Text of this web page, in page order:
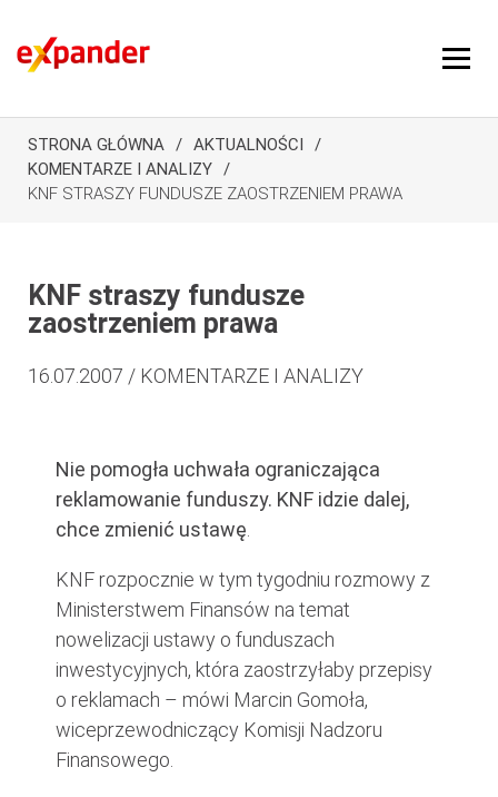
STRONA GŁÓWNA
AKTUALNOŚCI
KOMENTARZE I ANALIZY
KNF STRASZY FUNDUSZE ZAOSTRZENIEM PRAWA
KNF straszy fundusze
zaostrzeniem prawa
16.07.2007 / KOMENTARZE I ANALIZY
Nie pomogła uchwała ograniczająca
reklamowanie funduszy. KNF idzie dalej,
chce zmienić ustawę
KNF rozpocznie w tym tygodniu rozmowy z
Ministerstwem Finansów na temat
nowelizacji ustawy o funduszach
inwestycyjnych, która zaostrzyłaby przepisy
o reklamach – mówi Marcin Gomoła,
wiceprzewodniczący Komisji Nadzoru
Finansowego.